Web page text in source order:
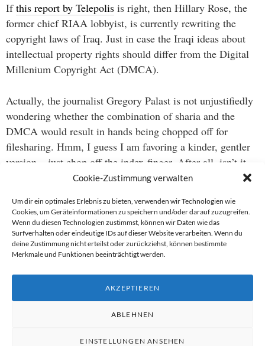
Cookie-Zustimmung verwalten
Um dir ein optimales Erlebnis zu bieten, verwenden wir Technologien wie
Cookies, um Geräteinformationen zu speichern und/oder darauf zuzugreifen.
Wenn du diesen Technologien zustimmst, können wir Daten wie das
Surfverhalten oder eindeutige IDs auf dieser Website verarbeiten. Wenn du
deine Zustimmung nicht erteilst oder zurückziehst, können bestimmte
Merkmale und Funktionen beeinträchtigt werden.
AKZEPTIEREN
ABLEHNEN
EINSTELLUNGEN ANSEHEN
Ifthis report by Telepolis is right, then Hillary Rose, the
former chief RIAA lobbyist, is currently rewriting the
copyright laws of Iraq. Just in case the Iraqi ideas about
intellectual property rights should differ from the Digital
Millenium Copyright Act (DMCA).
Actually, the journalist Gregory Palast is not unjustifiedly
wondering whether the combination of sharia and the
DMCA would result in hands being chopped off for
filesharing. Hmm, I guess I am favoring a kinder, gentler
version – just chop off the index-finger. After all, isn’t it
always that bad guy that clicks on ‘download’?
Beitragsnavigation
→
←